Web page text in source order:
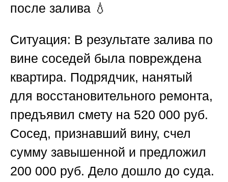
после залива 💧
Ситуация: В результате залива по
вине соседей была повреждена
квартира. Подрядчик, нанятый
для восстановительного ремонта,
предъявил смету на 520 000 руб.
Сосед, признавший вину, счел
сумму завышенной и предложил
200 000 руб. Дело дошло до суда.